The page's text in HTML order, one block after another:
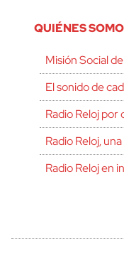
QUIÉNES
Misión Social
El sonido de
Radio Reloj por
Radio Reloj,
Radio Reloj en